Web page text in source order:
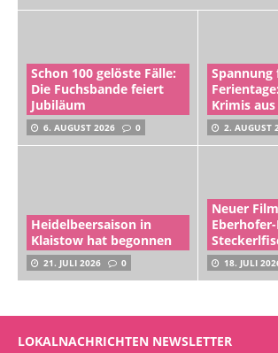
Schon 100 gelöste Fälle:
Die Fuchsbande feiert
Jubiläum
6. AUGUST 2026 0
Spannung
Krimis
2. AUGUST
Heidelbeersaison in
Klaistow hat begonnen
21. JULI 2026 0
Neuer
Eberhofer-
18. JULI
LOKALNACHRICHTEN NEWSLETTER